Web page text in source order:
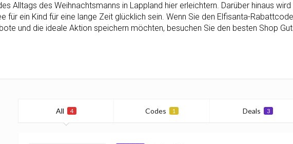
Alltags des Weihnachtsmanns in Lappland hier erleichtern. Darüber hinaus
für ein Kind für eine lange Zeit glücklich sein. Wenn Sie den Elfisanta-
und die ideale Aktion speichern möchten, besuchen Sie den besten Shop
All 4 Codes 1 Deals 3